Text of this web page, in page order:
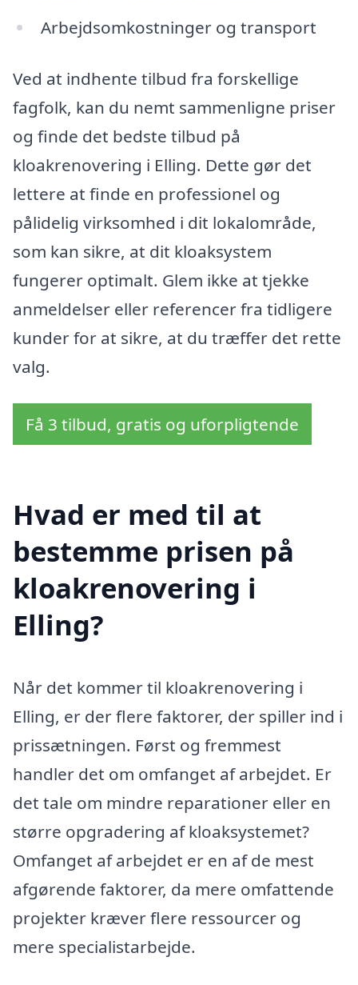
Arbejdsomkostninger og transport
Ved at indhente tilbud fra forskellige
fagfolk, kan du nemt sammenligne priser
og finde det bedste tilbud på
kloakrenovering i Elling. Dette gør det
lettere at finde en professionel og
pålidelig virksomhed i dit lokalområde,
som kan sikre, at dit kloaksystem
fungerer optimalt. Glem ikke at tjekke
anmeldelser eller referencer fra tidligere
kunder for at sikre, at du træffer det rette
valg.
Få 3 tilbud, gratis og uforpligtende
Hvad er med til at
bestemme prisen på
kloakrenovering i
Elling?
Når det kommer til kloakrenovering i
Elling, er der flere faktorer, der spiller ind i
prissætningen. Først og fremmest
handler det om omfanget af arbejdet. Er
det tale om mindre reparationer eller en
større opgradering af kloaksystemet?
Omfanget af arbejdet er en af de mest
afgørende faktorer, da mere omfattende
projekter kræver flere ressourcer og
mere specialistarbejde.